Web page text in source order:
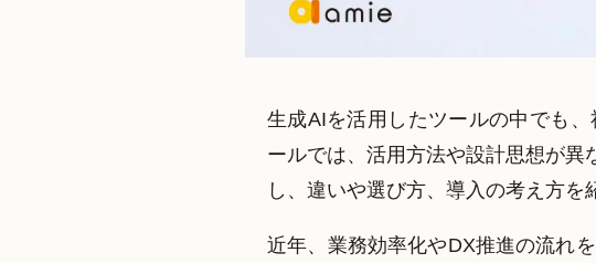
生成AIを活用したツールの中でも
ールでは、活用方法や設計思想が
し、違いや選び方、導入の考え方を
近年、業務効率化やDX推進の流れ